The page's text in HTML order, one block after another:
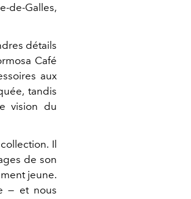
de-Galles,
détails
Café
aux
tandis
vision du
Il
de son
jeune.
— et nous